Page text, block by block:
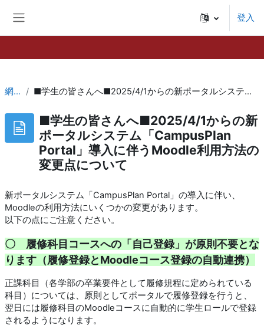
登入
網站頁面 ■学生の皆さんへ■2025/4/1からの新ポータルシステム「CampusPlan Portal」導入に伴うMoodle利用方法の変更点について
■学生の皆さんへ■2025/4/1からの新
ポータルシステム「CampusPlan
Portal」導入に伴うMoodle利用方法の
変更点について
新ポータルシステム「CampusPlan Portal」の導入に伴い、
Moodleの利用方法にいくつかの変更があります。
以下の点にご注意ください。
〇 履修科目コースへの「自己登録」が原則不要とな
ります（履修登録とMoodleコース登録の自動連携）
正課科目（各学部の卒業要件として履修規程に定められている
科目）については、原則としてポータルで履修登録を行うと、
翌日には履修科目のMoodleコースに自動的に学生ロールで登録
されるようになります。